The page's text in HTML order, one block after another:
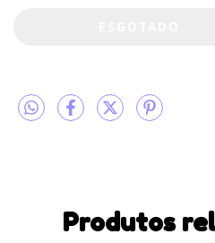
Produtos